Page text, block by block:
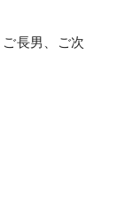
長男、ご次